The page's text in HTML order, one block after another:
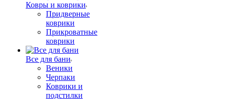
Ковры и коврики
Придверные
коврики
Прикроватные
коврики
Все для бани
Веники
Черпаки
Коврики и
подстилки